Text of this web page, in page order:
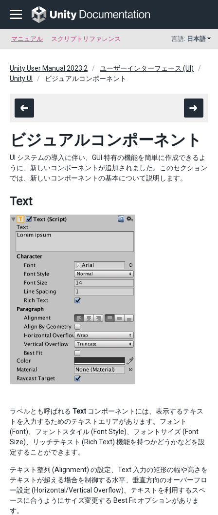
マニュアル スクリプトリファレンス 言語: 日本語
Unity User Manual 2023.2
ユーザーインターフェース (UI)
Unity UI
ビジュアルコンポーネント
ビジュアルコンポーネント
UI システムの導入に伴い、GUI 特有の機能を簡単に作成できるよ
うに、新しいコンポーネントが追加されました。このセクション
では、新しいコンポーネントの基本について説明します。
Text
ラベルとも呼ばれる Text コンポーネントには、表示するテキス
トを入力するためのテキストエリアがあります。フォント
(Font)、フォントスタイル (Font Style)、フォントサイズ (Font
Size)、リッチテキスト (Rich Text) 機能を持つかどうかなどを設
定することができます。
テキスト整列 (Alignment) の設定、Text 入力の矩形の幅や高さを
テキストが超える場合を制御する水平、垂直方向のオーバーフロ
ー設定 (Horizontal/Vertical Overflow)、テキストを利用するスペ
ースに合うようにサイズ変更する Best Fit オプションがありま
す。